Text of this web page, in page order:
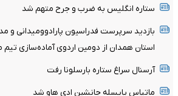
ستاره انگلیس به ضرب و جرح متهم شد
بازدید سرپرست فدراسیون پارادوومیدانی و
استان همدان از دومین اردوی آماده‌سازی تیم
آرسنال سراغ ستاره بارسلونا رفت
ماتیاس یایسله جانشین ادی هاو شد